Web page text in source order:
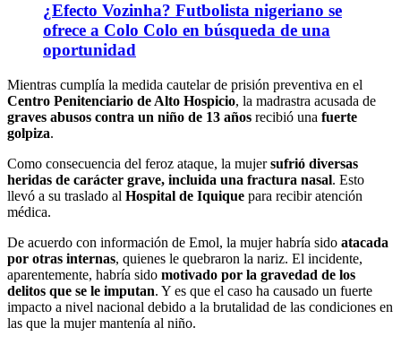
¿Efecto Vozinha? Futbolista nigeriano se
ofrece a Colo Colo en búsqueda de una
oportunidad
Mientras cumplía la medida cautelar de prisión preventiva en el
Centro Penitenciario de Alto Hospicio, la madrastra acusada de
graves abusos contra un niño de 13 años recibió una fuerte
golpiza.
Como consecuencia del feroz ataque, la mujersufrió diversas
heridas de carácter grave, incluida una fractura nasal. Esto
llevó a su traslado al Hospital de Iquique para recibir atención
médica.
De acuerdo con información de Emol, la mujer habría sido atacada
por otras internas, quienes le quebraron la nariz. El incidente,
aparentemente, habría sido motivado por la gravedad de los
delitos que se le imputan. Y es que el caso ha causado un fuerte
impacto a nivel nacional debido a la brutalidad de las condiciones en
las que la mujer mantenía al niño.